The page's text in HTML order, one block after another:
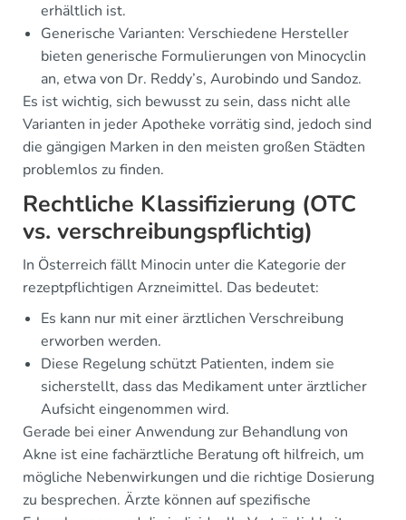
erhältlich ist.
Generische Varianten: Verschiedene Hersteller
bieten generische Formulierungen von Minocyclin
an, etwa von Dr. Reddy’s, Aurobindo und Sandoz.
Es ist wichtig, sich bewusst zu sein, dass nicht alle
Varianten in jeder Apotheke vorrätig sind, jedoch sind
die gängigen Marken in den meisten großen Städten
problemlos zu finden.
Rechtliche Klassifizierung (OTC
vs. verschreibungspflichtig)
In Österreich fällt Minocin unter die Kategorie der
rezeptpflichtigen Arzneimittel. Das bedeutet:
Es kann nur mit einer ärztlichen Verschreibung
erworben werden.
Diese Regelung schützt Patienten, indem sie
sicherstellt, dass das Medikament unter ärztlicher
Aufsicht eingenommen wird.
Gerade bei einer Anwendung zur Behandlung von
Akne ist eine fachärztliche Beratung oft hilfreich, um
mögliche Nebenwirkungen und die richtige Dosierung
zu besprechen. Ärzte können auf spezifische